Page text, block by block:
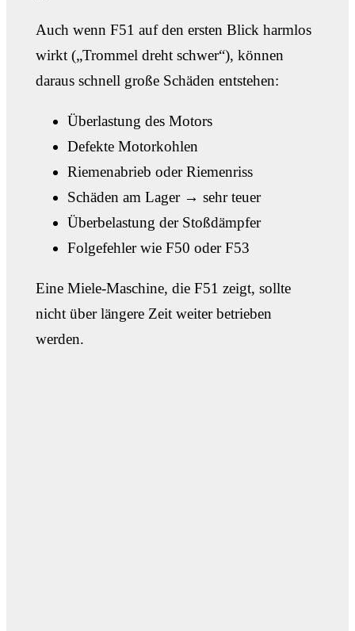
Auch wenn F51 auf den ersten Blick harmlos
wirkt („Trommel dreht schwer“), können
daraus schnell große Schäden entstehen:
Überlastung des Motors
Defekte Motorkohlen
Riemenabrieb oder Riemenriss
Schäden am Lager → sehr teuer
Überbelastung der Stoßdämpfer
Folgefehler wie F50 oder F53
Eine Miele-Maschine, die F51 zeigt, sollte
nicht über längere Zeit weiter betrieben
werden.